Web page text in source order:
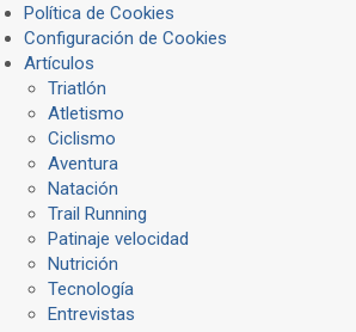
Política de Cookies
Configuración de Cookies
Artículos
Triatlón
Atletismo
Ciclismo
Aventura
Natación
Trail Running
Patinaje velocidad
Nutrición
Tecnología
Entrevistas